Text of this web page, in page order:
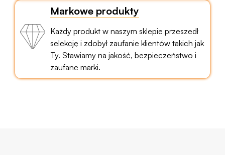
Markowe produkty
Każdy produkt w naszym sklepie przeszedł
selekcję i zdobył zaufanie klientów takich jak
Ty. Stawiamy na jakość, bezpieczeństwo i
zaufane marki.